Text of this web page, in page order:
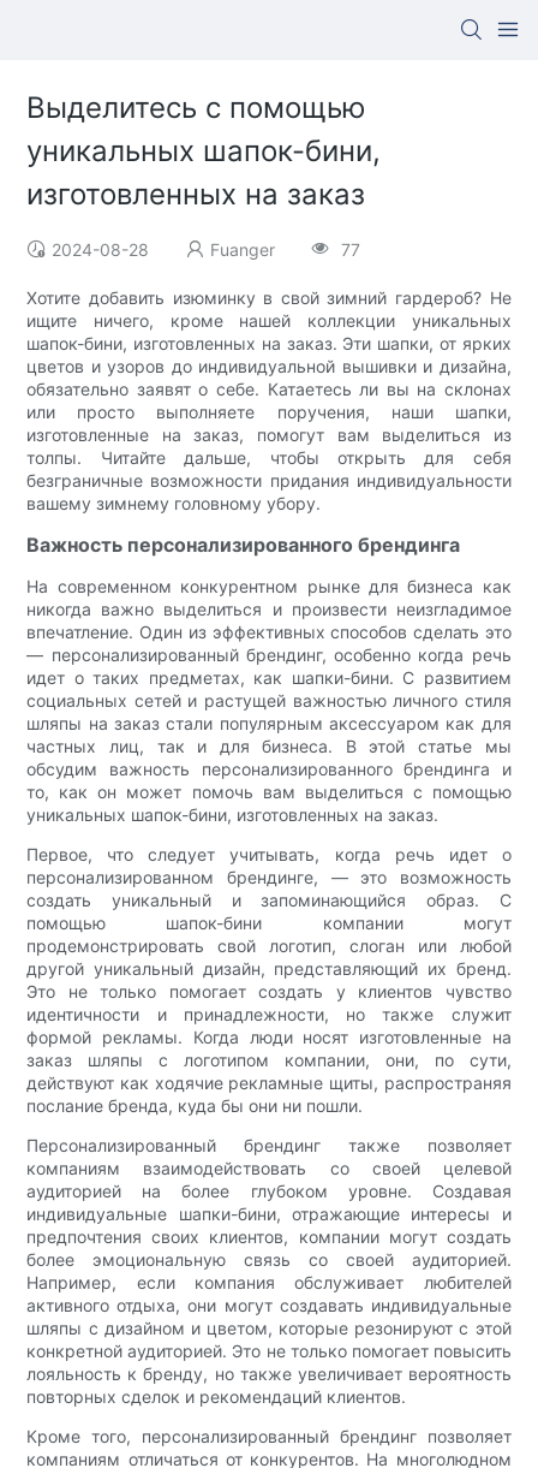
Выделитесь с помощью
уникальных шапок-бини,
изготовленных на заказ
2024-08-28 Fuanger 77
Хотите добавить изюминку в свой зимний гардероб? Не
ищите ничего, кроме нашей коллекции уникальных
шапок-бини, изготовленных на заказ. Эти шапки, от ярких
цветов и узоров до индивидуальной вышивки и дизайна,
обязательно заявят о себе. Катаетесь ли вы на склонах
или просто выполняете поручения, наши шапки,
изготовленные на заказ, помогут вам выделиться из
толпы. Читайте дальше, чтобы открыть для себя
безграничные возможности придания индивидуальности
вашему зимнему головному убору.
Важность персонализированного брендинга
На современном конкурентном рынке для бизнеса как
никогда важно выделиться и произвести неизгладимое
впечатление. Один из эффективных способов сделать это
— персонализированный брендинг, особенно когда речь
идет о таких предметах, как шапки-бини. С развитием
социальных сетей и растущей важностью личного стиля
шляпы на заказ стали популярным аксессуаром как для
частных лиц, так и для бизнеса. В этой статье мы
обсудим важность персонализированного брендинга и
то, как он может помочь вам выделиться с помощью
уникальных шапок-бини, изготовленных на заказ.
Первое, что следует учитывать, когда речь идет о
персонализированном брендинге, — это возможность
создать уникальный и запоминающийся образ. С
помощью шапок-бини компании могут
продемонстрировать свой логотип, слоган или любой
другой уникальный дизайн, представляющий их бренд.
Это не только помогает создать у клиентов чувство
идентичности и принадлежности, но также служит
формой рекламы. Когда люди носят изготовленные на
заказ шляпы с логотипом компании, они, по сути,
действуют как ходячие рекламные щиты, распространяя
послание бренда, куда бы они ни пошли.
Персонализированный брендинг также позволяет
компаниям взаимодействовать со своей целевой
аудиторией на более глубоком уровне. Создавая
индивидуальные шапки-бини, отражающие интересы и
предпочтения своих клиентов, компании могут создать
более эмоциональную связь со своей аудиторией.
Например, если компания обслуживает любителей
активного отдыха, они могут создавать индивидуальные
шляпы с дизайном и цветом, которые резонируют с этой
конкретной аудиторией. Это не только помогает повысить
лояльность к бренду, но также увеличивает вероятность
повторных сделок и рекомендаций клиентов.
Кроме того, персонализированный брендинг позволяет
компаниям отличаться от конкурентов. На многолюдном